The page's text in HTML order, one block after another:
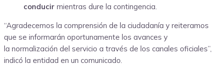
conducir mientras dure la contingencia.
“Agradecemos la comprensión de la ciudadanía y reiteramos
que se informarán oportunamente los avances y
la normalización del servicio a través de los canales oficiales”,
indicó la entidad en un comunicado.